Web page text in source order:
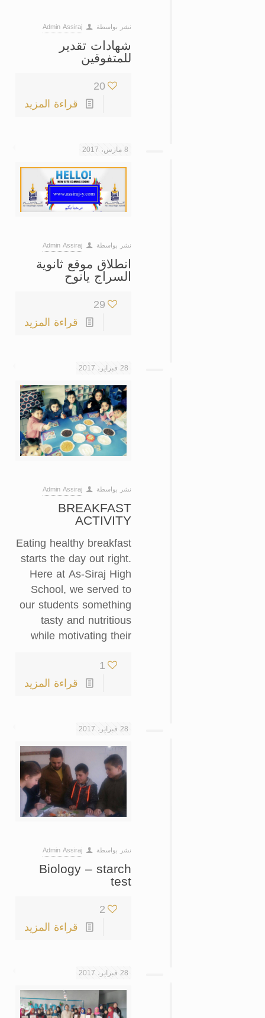
نشر بواسطة Admin Assiraj
شهادات تقدير
للمتفوقين
20
قراءة المزيد
8 مارس، 2017
نشر بواسطة Admin Assiraj
انطلاق موقع ثانوية
السراج يانوح
29
قراءة المزيد
28 فبراير، 2017
نشر بواسطة Admin Assiraj
BREAKFAST
ACTIVITY
Eating healthy breakfast
starts the day out right.
Here at As-Siraj High
School, we served to
our students something
tasty and nutritious
while motivating their
1
قراءة المزيد
28 فبراير، 2017
نشر بواسطة Admin Assiraj
Biology – starch
test
2
قراءة المزيد
28 فبراير، 2017